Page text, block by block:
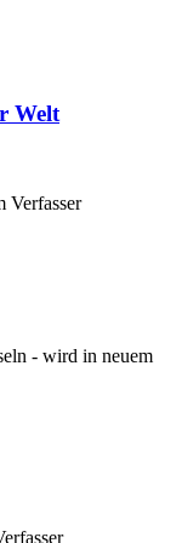
Welt
Verfasser
- wird in neuem